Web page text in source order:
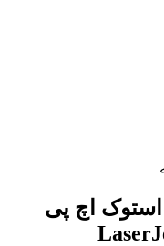
استوک اچ پی